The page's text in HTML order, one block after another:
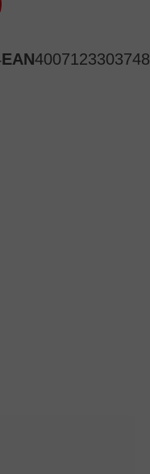
EAN4007123303748